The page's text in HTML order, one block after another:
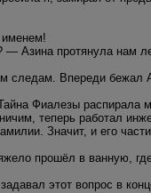
Азина протянула нам
следам. Впереди бежал
Фиалезы распирала
теперь работал
Значит, и его
прошёл в ванную,
этот вопрос в